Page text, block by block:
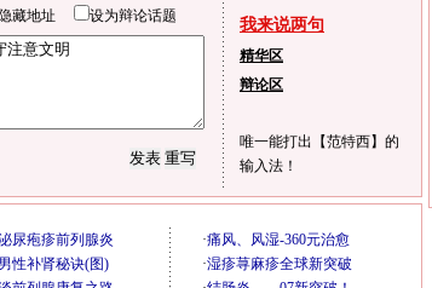
藏地址 设为辩论话题 我来说两句
精华区
辩论区
唯一能打出【范特西】的
输入法！